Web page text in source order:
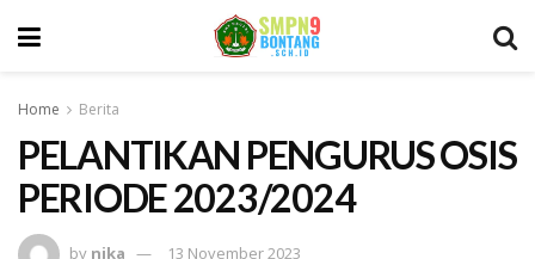
Home Berita
PELANTIKAN PENGURUS OSIS
PERIODE 2023/2024
by nika 13 November 2023